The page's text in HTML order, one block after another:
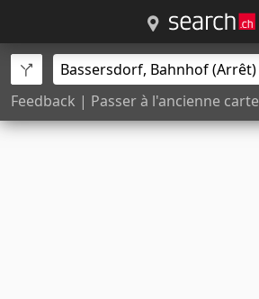
Feedback | Passer à l'ancienne carte